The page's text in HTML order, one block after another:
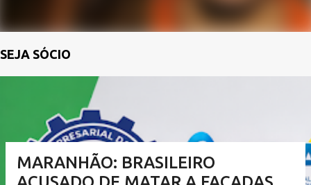
SEJA SÓCIO
MARANHÃO: BRASILEIRO